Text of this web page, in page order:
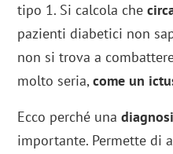
tipo 1. Si calcola che
pazienti diabetici non
non si trova a
molto seria,come un
Ecco perché una
importante. Permette di